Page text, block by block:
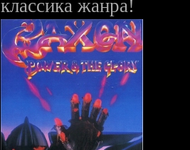
классика жанра!